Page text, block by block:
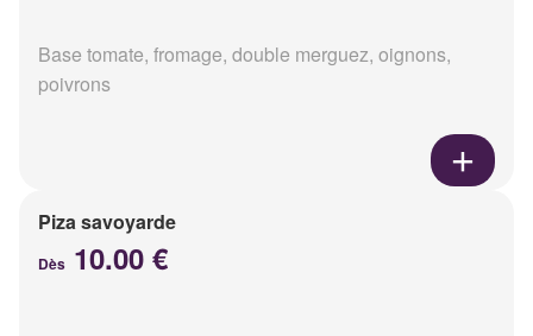
Base tomate, fromage, double merguez, oignons,
poivrons
Piza savoyarde
Dès 10.00 €